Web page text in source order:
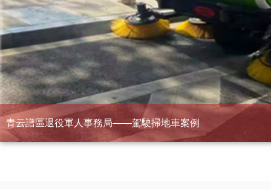
青云譜區退役軍人事務局——駕駛掃地車案例